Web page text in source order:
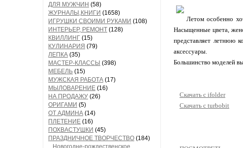
ДЛЯ МУЖЧИН (58)
ЖУРНАЛЫ,КНИГИ (1658)
ИГРУШКИ СВОИМИ РУКАМИ (108)
ИНТЕРЬЕР, РЕМОНТ (128)
КВИЛЛИНГ (15)
КУЛИНАРИЯ (79)
ЛЕПКА (35)
МАСТЕР-КЛАССЫ (398)
МЕБЕЛЬ (15)
МУЖСКАЯ РАБОТА (17)
МЫЛОВАРЕНИЕ (16)
НА ПРОДАЖУ (26)
ОРИГАМИ (5)
ОТ АДМИНА (14)
ПЛЕТЕНИЕ (16)
ПОХВАСТУШКИ (45)
ПРАЗДНИЧНОЕ ТВОРЧЕСТВО (184)
Новогодне-рождественское
Летом особенно
Насыщенные цвета,
представляет летнюю
аксессуары.
Большинство моделей
Скачать с ifolder
Скачать с turbobit